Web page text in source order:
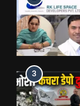
5
3
4